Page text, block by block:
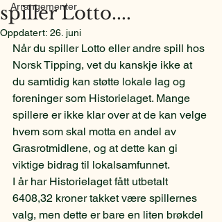
Arrangementer
spiller Lotto....
Oppdatert: 26. juni
Når du spiller Lotto eller andre spill hos
Norsk Tipping, vet du kanskje ikke at
du samtidig kan støtte lokale lag og
foreninger som Historielaget. Mange
spillere er ikke klar over at de kan velge
hvem som skal motta en andel av
Grasrotmidlene, og at dette kan gi
viktige bidrag til lokalsamfunnet.
I år har Historielaget fått utbetalt
6408,32 kroner takket være spillernes
valg, men dette er bare en liten brøkdel